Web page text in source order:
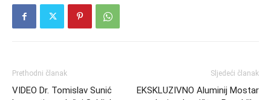
Prethodni članak
VIDEO Dr. Tomislav Sunić
Sljedeći članak
EKSKLUZIVNO Aluminij Mostar